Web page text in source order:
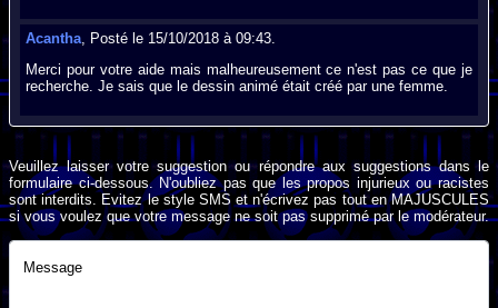
Acantha, Posté le 15/10/2018 à 09:43.
Merci pour votre aide mais malheureusement ce n'est pas ce que je
recherche. Je sais que le dessin animé était créé par une femme.
Veuillez laisser votre suggestion ou répondre aux suggestions dans le
formulaire ci-dessous. N'oubliez pas que les propos injurieux ou racistes
sont interdits. Evitez le style SMS et n'écrivez pas tout en MAJUSCULES
si vous voulez que votre message ne soit pas supprimé par le modérateur.
Message